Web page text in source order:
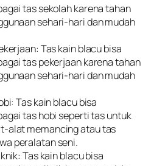
tas sekolah karena tahan
sehari-hari dan mudah
Tas kain blacu bisa
tas pekerjaan karena tahan
sehari-hari dan mudah
Tas kain blacu bisa
tas hobi seperti tas untuk
alat memancing atau tas
peralatan seni.
Tas kain blacu bisa